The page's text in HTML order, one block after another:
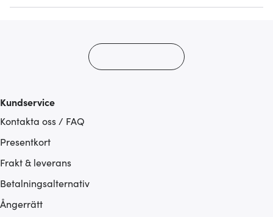
Kundservice
Kontakta oss / FAQ
Presentkort
Frakt & leverans
Betalningsalternativ
Ångerrätt